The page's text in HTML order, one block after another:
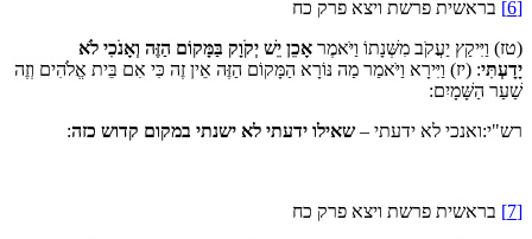
[6]
בראשית פרשת ויצא פרק כח
(טז) וַיִּיקַץ יַעֲקֹב מִשְּׁנָתוֹ וַיֹּאמֶר אָכֵן יֵשׁ יְקֹוָק בַּמָּקוֹם הַזֶּה וְאָנֹכִי לֹא
יָדָעְתִּי: (יז) וַיִּירָא וַיֹּאמַר מַה נּוֹרָא הַמָּקוֹם הַזֶּה אֵין זֶה כִּי אִם בֵּית אֱלֹהִים וְזֶה
שַׁעַר הַשָּׁמָיִם:
רש"י:ואנכי לא ידעתי – שאילו ידעתי לא ישנתי במקום קדוש כזה:
[7]
בראשית פרשת ויצא פרק כח